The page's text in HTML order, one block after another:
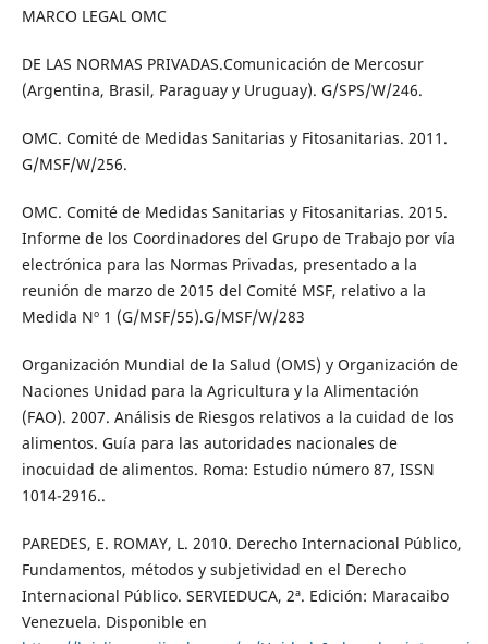
MARCO LEGAL OMC
DE LAS NORMAS PRIVADAS.Comunicación de Mercosur
(Argentina, Brasil, Paraguay y Uruguay). G/SPS/W/246.
OMC. Comité de Medidas Sanitarias y Fitosanitarias. 2011.
G/MSF/W/256.
OMC. Comité de Medidas Sanitarias y Fitosanitarias. 2015.
Informe de los Coordinadores del Grupo de Trabajo por vía
electrónica para las Normas Privadas, presentado a la
reunión de marzo de 2015 del Comité MSF, relativo a la
Medida Nº 1 (G/MSF/55).G/MSF/W/283
Organización Mundial de la Salud (OMS) y Organización de
Naciones Unidad para la Agricultura y la Alimentación
(FAO). 2007. Análisis de Riesgos relativos a la cuidad de los
alimentos. Guía para las autoridades nacionales de
inocuidad de alimentos. Roma: Estudio número 87, ISSN
1014-2916..
PAREDES, E. ROMAY, L. 2010. Derecho Internacional Público,
Fundamentos, métodos y subjetividad en el Derecho
Internacional Público. SERVIEDUCA, 2ª. Edición: Maracaibo
Venezuela. Disponible en